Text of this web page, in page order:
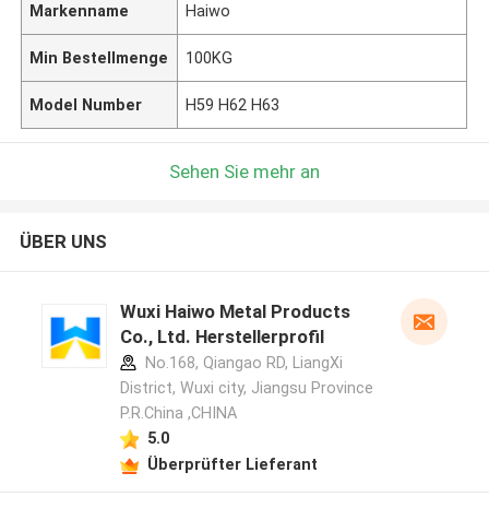
Markenname Haiwo
Min Bestellmenge 100KG
Model Number H59 H62 H63
Sehen Sie mehr an
ÜBER UNS
Wuxi Haiwo Metal Products
Co., Ltd. Herstellerprofil
No.168, Qiangao RD, LiangXi
District, Wuxi city, Jiangsu Province
P.R.China ,CHINA
5.0
Überprüfter Lieferant